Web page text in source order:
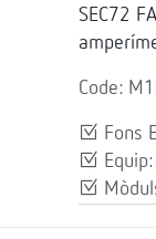
SEC72
Code:
Fons